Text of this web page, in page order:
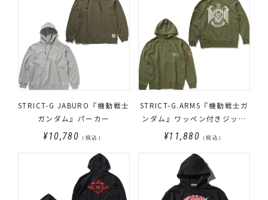
STRICT-G JABURO『機動戦士
ガンダム』パーカー
¥10,780 （税込）
STRICT-G.ARMS『機動戦士ガ
ンダム』ワッペン付きジップ
パーカー ZEON FORCE
¥11,880 （税込）